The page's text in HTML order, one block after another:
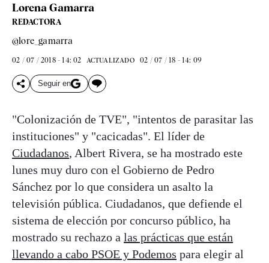
Lorena Gamarra
REDACTORA
@lore_gamarra
02 / 07 / 2018 - 14: 02 ACTUALIZADO 02 / 07 / 18 - 14: 09
Seguir en
"Colonización de TVE", "intentos de parasitar las
instituciones" y "cacicadas". El líder de
Ciudadanos, Albert Rivera, se ha mostrado este
lunes muy duro con el Gobierno de Pedro
Sánchez por lo que considera un asalto la
televisión pública. Ciudadanos, que defiende el
sistema de elección por concurso público, ha
mostrado su rechazo a las prácticas que están
llevando a cabo PSOE y Podemos para elegir al